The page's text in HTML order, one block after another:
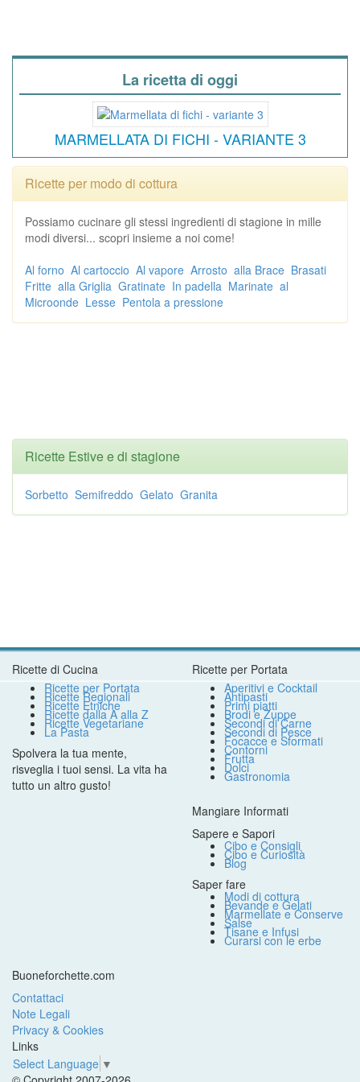
La ricetta di oggi
MARMELLATA DI FICHI - VARIANTE 3
Ricette per modo di cottura
Possiamo cucinare gli stessi ingredienti di stagione in mille
modi diversi... scopri insieme a noi come!
Al forno Al cartoccio Al vapore Arrosto alla Brace Brasati
Fritte alla Griglia Gratinate In padella Marinate al
Microonde Lesse Pentola a pressione
Ricette Estive e di stagione
Sorbetto Semifreddo Gelato Granita
Ricette di Cucina
Ricette per Portata
Ricette Regionali
Ricette Etniche
Ricette dalla A alla Z
Ricette Vegetariane
La Pasta
Spolvera la tua mente,
risveglia i tuoi sensi. La vita ha
tutto un altro gusto!
Ricette per Portata
Aperitivi e Cocktail
Antipasti
Primi piatti
Brodi e Zuppe
Secondi di Carne
Secondi di Pesce
Focacce e Sformati
Contorni
Frutta
Dolci
Gastronomia
Mangiare Informati
Sapere e Sapori
Cibo e Consigli
Cibo e Curiosità
Blog
Saper fare
Modi di cottura
Bevande e Gelati
Marmellate e Conserve
Salse
Tisane e Infusi
Curarsi con le erbe
Buoneforchette.com
Contattaci
Note Legali
Privacy & Cookies
Links
Select Language ▼